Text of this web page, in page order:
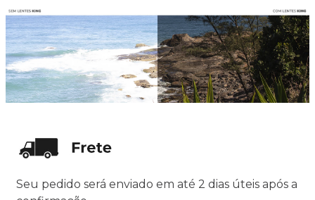
Seu pedido será enviado em até 2 dias úteis após a